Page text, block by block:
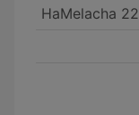
HaMelacha